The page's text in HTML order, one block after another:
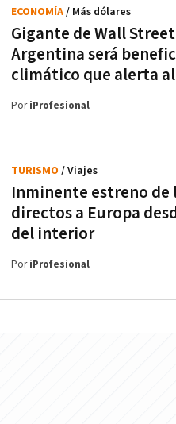
Gigante de Wall
Argentina será
climático que alerta
ECONOMÍA/ Más dólares
PoriProfesional
Inminente estreno de
directos a Europa
del interior
TURISMO / Viajes
PoriProfesional